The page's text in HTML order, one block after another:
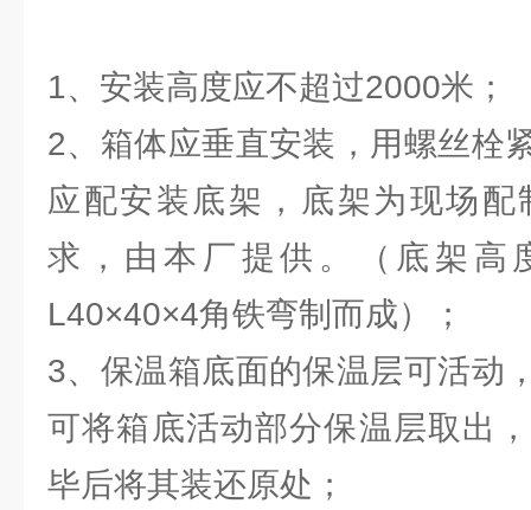
1、安装高度应不超过2000米；
2、箱体应垂直安装，用螺丝栓
应配安装底架，底架为现场
求，由本厂提供。（底架高
L40×40×4角铁弯制而成）；
3、保温箱底面的保温层可活动
可将箱底活动部分保温层取出
毕后将其装还原处；